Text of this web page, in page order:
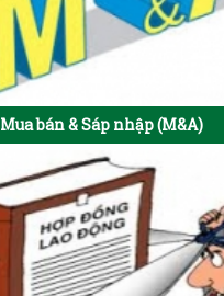
Mua bán & Sáp nhập (M&A)